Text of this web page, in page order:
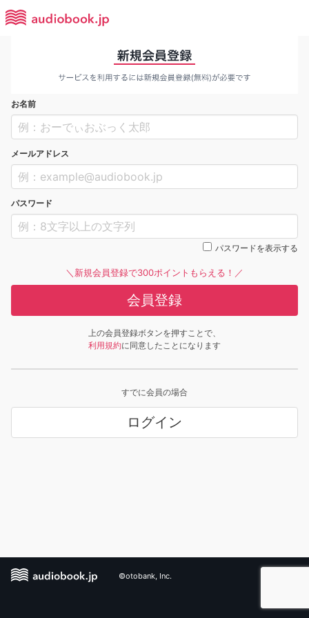
お名前
メールアドレス
パスワード
パスワードを表示する
＼新規会員登録で300ポイントもらえる！／
会員登録
上の会員登録ボタンを押すことで、
利用規約に同意したことになります
すでに会員の場合
ログイン
©otobank, Inc.